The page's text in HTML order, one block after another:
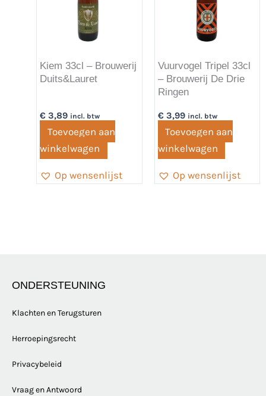
Kiem 33cl – Brouwerij
Duits&Lauret
€ 3,89 incl. btw
Toevoegen aan
winkelwagen
Op wensenlijst
Vuurvogel Tripel 33cl
– Brouwerij De Drie
Ringen
€3,99 incl. btw
Toevoegen aan
winkelwagen
Op wensenlijst
ONDERSTEUNING
Klachten en Terugsturen
Herroepingsrecht
Privacybeleid
Vraag en Antwoord